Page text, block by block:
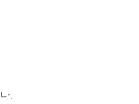
.